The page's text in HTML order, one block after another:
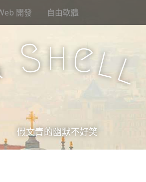
開發 自由軟體
Shell
假文青的幽默不好笑